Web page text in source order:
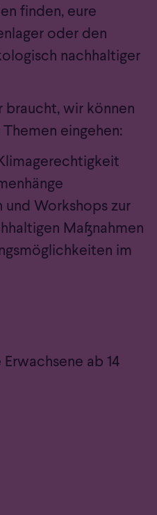
finden, eure
oder den
nachhaltiger
braucht, wir können
eingehen:
und Workshops zur
Maßnahmen
im
ab 14